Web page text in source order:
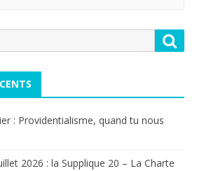
et
de
: Providentialisme, quand tu nous
2026 : la Supplique 20 – La Charte